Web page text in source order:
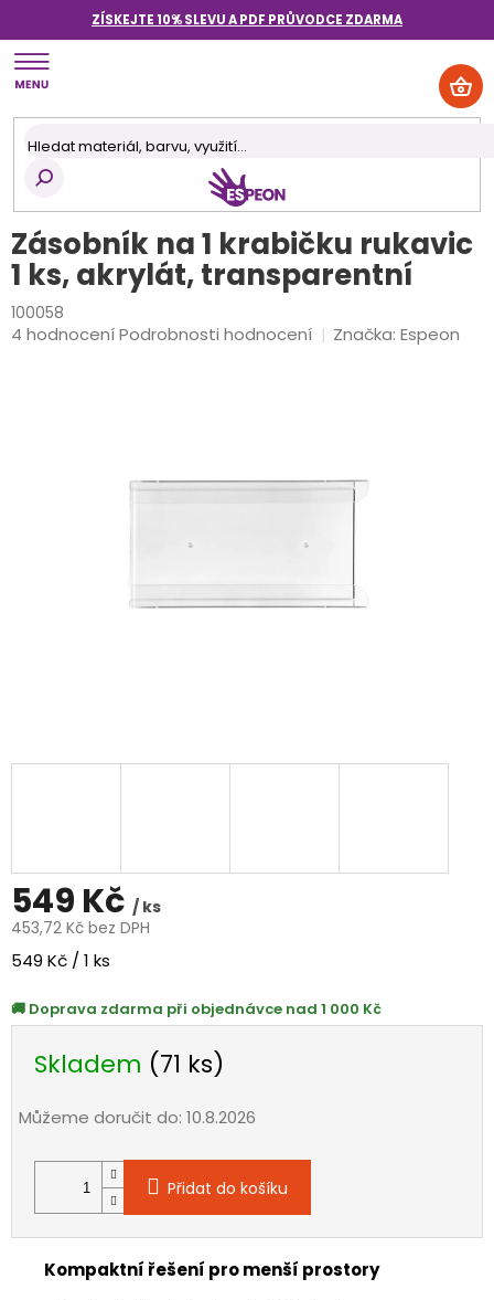
obsah
ZÍSKEJTE 10% SLEVU A PDF PRŮVODCE ZDARMA
Zásobník na 1 krabičku rukavic
1 ks, akrylát, transparentní
100058
Průměrné
4 hodnoceníPodrobnosti hodnocení Značka:Espeon
549 Kč / ks
453,72 Kč bez DPH
Měrná
549 Kč / 1 ks
Doprava zdarma při objednávce nad 1 000 Kč
Skladem (71 ks)
Můžeme doručit do: 10.8.2026
Přidat do košíku
Kompaktní řešení pro menší prostory